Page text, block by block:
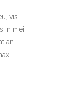
vis
in mei.
an.